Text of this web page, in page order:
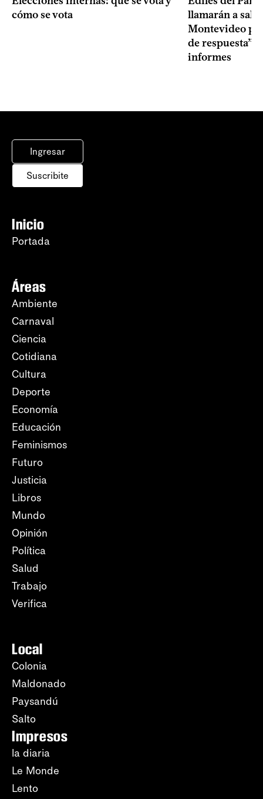
cómo se vota
llamarán a sala
Montevideo
de respuesta”
informes
Ingresar
Suscribite
Inicio
Portada
Áreas
Ambiente
Carnaval
Ciencia
Cotidiana
Cultura
Deporte
Economía
Educación
Feminismos
Futuro
Justicia
Libros
Mundo
Opinión
Política
Salud
Trabajo
Verifica
Local
Colonia
Maldonado
Paysandú
Salto
Impresos
la diaria
Le Monde
Lento